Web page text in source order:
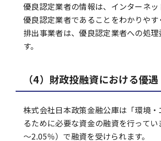
優良認定業者の情報は、インターネ
優良認定業者であることをわかりやす
排出事業者は、優良認定業者への処
す。
（4）財政投融資における優遇
株式会社日本政策金融公庫は「環境
るために必要な資金の融資を行って
～2.05％）で融資を受けられます。